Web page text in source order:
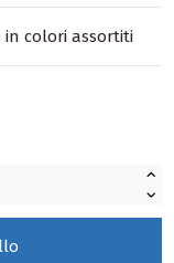
in colori assortiti